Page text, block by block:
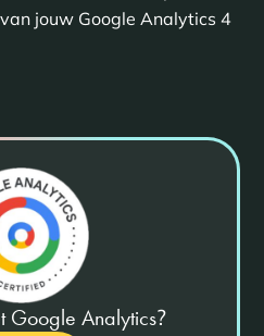
jouw Google Analytics 4
Google Analytics?